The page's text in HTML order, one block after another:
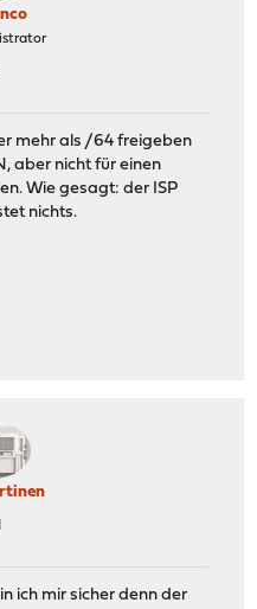
mehr als /64 freigeben
aber nicht für einen
Wie gesagt: der ISP
nichts.
ich mir sicher denn der